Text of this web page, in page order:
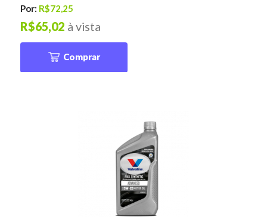
Por: R$72,25
à vista
R$65,02
Comprar